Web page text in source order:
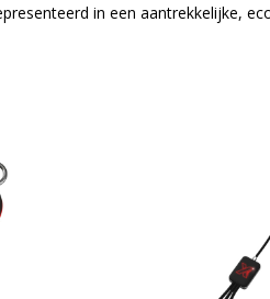
in een aantrekkelijke,